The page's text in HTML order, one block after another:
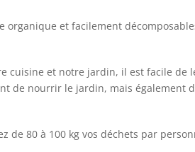
organique et facilement
cuisine et notre jardin, il est facile
de nourrir le jardin, mais également
de 80 à 100 kg vos déchets par